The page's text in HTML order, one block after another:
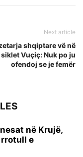
Next article
shqiptare vë në
siklet Vuçiç: Nuk po ju
ofendoj se je femër
në Krujë,
e